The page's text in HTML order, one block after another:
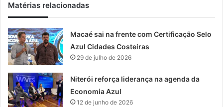
Matérias relacionadas
Macaé sai na frente com Certificação Selo
Azul Cidades Costeiras
29 de julho de 2026
Niterói reforça liderança na agenda da
Economia Azul
12 de junho de 2026